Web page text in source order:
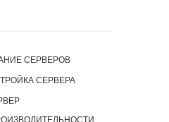
СЕРВЕРОВ
СЕРВЕРА